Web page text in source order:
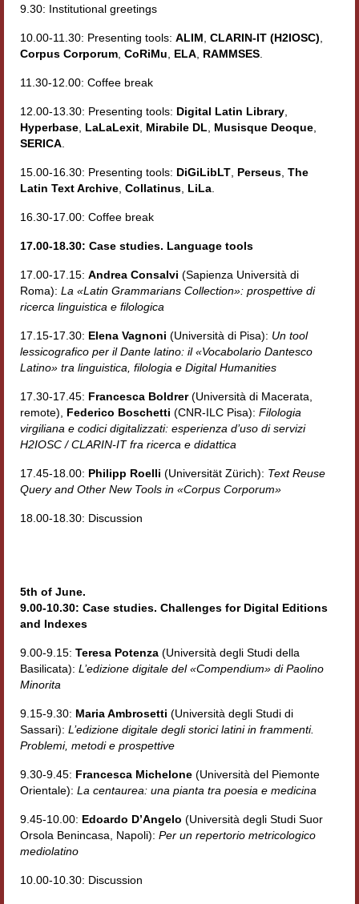
Hagiographica Coreana
Koreanische Literatur und Kultur
Scrittori latini dell’Europa medioevale
Testi Mediolatini
Atti di convegno
Semicerchio
Presentazione
Numeri
Indice 1986-2008
Sezioni bibliografiche
Saggi e testi online
Poesia inglese postcoloniale
Comitato scientifico
Progetti
News
News Semicerchio
Eventi
Digital Humanities
9.30: Institutional greetings
10.00-11.30: Presenting tools: ALIM CLARIN-IT (H2IOSC)
Corpus Corporum CoRiMu ELA RAMMSES
11.30-12.00: Coffee break
12.00-13.30: Presenting tools: Digital Latin Library
Hyperbase LaLaLexit Mirabile DL Musisque Deoque
SERICA
15.00-16.30: Presenting tools: DiGiLibLT Perseus The
Latin Text Archive Collatinus LiLa
16.30-17.00: Coffee break
17.00-18.30: Case studies. Language tools
17.00-17.15: Andrea Consalvi (Sapienza Università di
Roma): La «Latin Grammarians Collection»: prospettive di
ricerca linguistica e filologica
17.15-17.30: Elena Vagnoni (Università di Pisa): Un tool
lessicografico per il Dante latino: il «Vocabolario Dantesco
Latino» tra linguistica, filologia e Digital Humanities
17.30-17.45: Francesca Boldrer(Università di Macerata,
remote), Federico Boschetti (CNR-ILC Pisa): Filologia
virgiliana e codici digitalizzati: esperienza d’uso di servizi
H2IOSC / CLARIN-IT fra ricerca e didattica
17.45-18.00: Philipp Roelli (Universität Zürich): Text Reuse
Query and Other New Tools in «Corpus Corporum»
18.00-18.30: Discussion
5th of June.
9.00-10.30: Case studies. Challenges for Digital Editions
and Indexes
9.00-9.15: Teresa Potenza (Università degli Studi della
Basilicata): L’edizione digitale del «Compendium» di Paolino
Minorita
9.15-9.30: Maria Ambrosetti (Università degli Studi di
Sassari): L’edizione digitale degli storici latini in frammenti.
Problemi, metodi e prospettive
9.30-9.45: Francesca Michelone (Università del Piemonte
Orientale): La centaurea: una pianta tra poesia e medicina
9.45-10.00: Edoardo D’Angelo (Università degli Studi Suor
Orsola Benincasa, Napoli): Per un repertorio metricologico
mediolatino
10.00-10.30: Discussion